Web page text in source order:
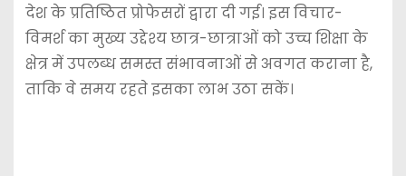
देश के प्रतिष्ठित प्रोफेसरों द्वारा दी गई। इस विचार-
विमर्श का मुख्य उद्देश्य छात्र-छात्राओं को उच्च शिक्षा के
क्षेत्र में उपलब्ध समस्त संभावनाओं से अवगत कराना है,
ताकि वे समय रहते इसका लाभ उठा सकें।